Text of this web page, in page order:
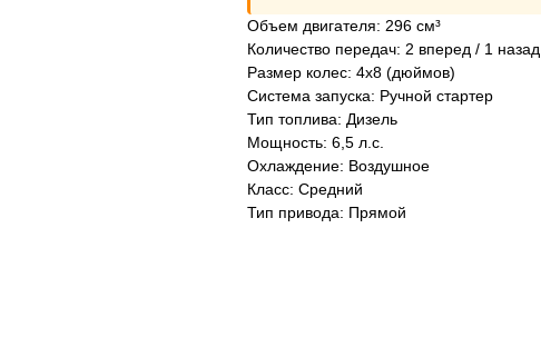
Объем двигателя: 296 см³
Количество передач: 2 вперед / 1 назад
Размер колес: 4х8 (дюймов)
Система запуска: Ручной стартер
Тип топлива: Дизель
Мощность: 6,5 л.с.
Охлаждение: Воздушное
Класс: Средний
Тип привода: Прямой